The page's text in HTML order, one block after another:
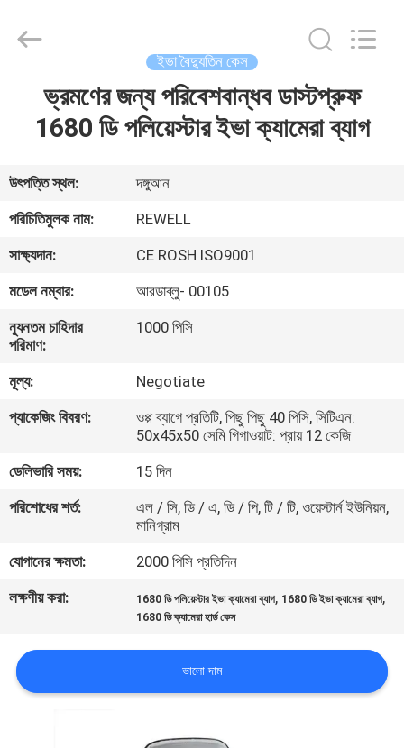
আমাদের
সম্পর্কে
কারখানা
ভ্রমণ
মান
নিয়ন্ত্রণ
সাইট
ম্যাপ
PRIVACY
POLICY
Rights
ইভা বৈদ্যুতিন কেস
ভ্রমণের জন্য পরিবেশবান্ধব ডাস্টপ্রুফ
1680 ডি পলিয়েস্টার ইভা ক্যামেরা ব্যাগ
উৎপত্তি স্থল:
দঙ্গুআন
পরিচিতিমুলক নাম:
REWELL
সাক্ষ্যদান:
CE ROSH ISO9001
মডেল নম্বার:
আরডাব্লু- 00105
ন্যূনতম চাহিদার
পরিমাণ:
1000 পিসি
মূল্য:
Negotiate
প্যাকেজিং বিবরণ:
ওপ্প ব্যাগে প্রতিটি, পিছু পিছু 40 পিসি, সিটিএন:
50x45x50 সেমি গিগাওয়াট: প্রায় 12 কেজি
ডেলিভারি সময়:
15 দিন
পরিশোধের শর্ত:
এল / সি, ডি / এ, ডি / পি, টি / টি, ওয়েস্টার্ন ইউনিয়ন,
মানিগ্রাম
যোগানের ক্ষমতা:
2000 পিসি প্রতিদিন
লক্ষণীয় করা:
1680 ডি পলিয়েস্টার ইভা ক্যামেরা ব্যাগ, 1680 ডি ইভা ক্যামেরা ব্যাগ,
1680 ডি ক্যামেরা হার্ড কেস
ভালো দাম